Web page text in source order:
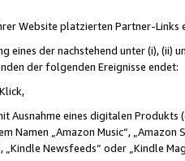
Website platzierten Partner-
der nachstehend unter (i), (ii)
der folgenden Ereignisse endet:
eines digitalen Produkts
„Amazon Music“, „Amazon
„Kindle Newsfeeds“ oder „Kindle